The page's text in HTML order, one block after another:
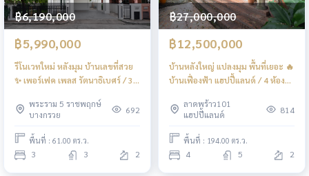
฿6,190,000
฿5,990,000
รีโนเวทใหม่ หลังมุม บ้านเลขที่สวย
✨ เพอร์เฟค เพลส รัตนาธิเบศร์ / 3
Rattanathibet / 3 Bedrooms
(FOR SALE) AOM074
พระราม 5 ราชพฤกษ์
บางกรวย
692
พื้นที่ : 61.00 ตร.ว.
3 3 2
฿27,000,000
฿12,500,000
บ้านหลังใหญ่ แปลงมุม พื้นที่เยอะ 🔥
บ้านเฟื่องฟ้า แฮปปี้แลนด์ / 4 ห้อง
Happyland / 4 Bedrooms (FOR
SALE) AA486
ลาดพร้าว101
แฮปปี้แลนด์
814
พื้นที่ : 194.00 ตร.ว.
4 5 2